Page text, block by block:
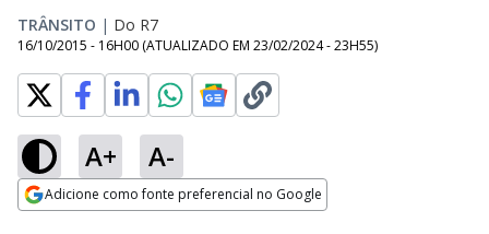
TRÂNSITO | Do R7
16/10/2015 - 16H00 (ATUALIZADO EM 23/02/2024 - 23H55)
A+ A-
Adicione como fonte preferencial no Google